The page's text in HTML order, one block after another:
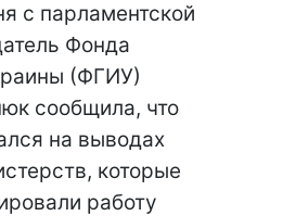
с парламентской
Фонда
(ФГИУ)
сообщила, что
на выводах
которые
работу